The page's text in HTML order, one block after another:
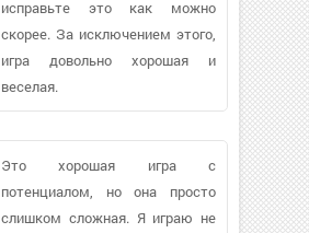
исправьте это как можно
скорее. За исключением этого,
игра довольно хорошая и
веселая.
Это хорошая игра с
потенциалом, но она просто
слишком сложная. Я играю не